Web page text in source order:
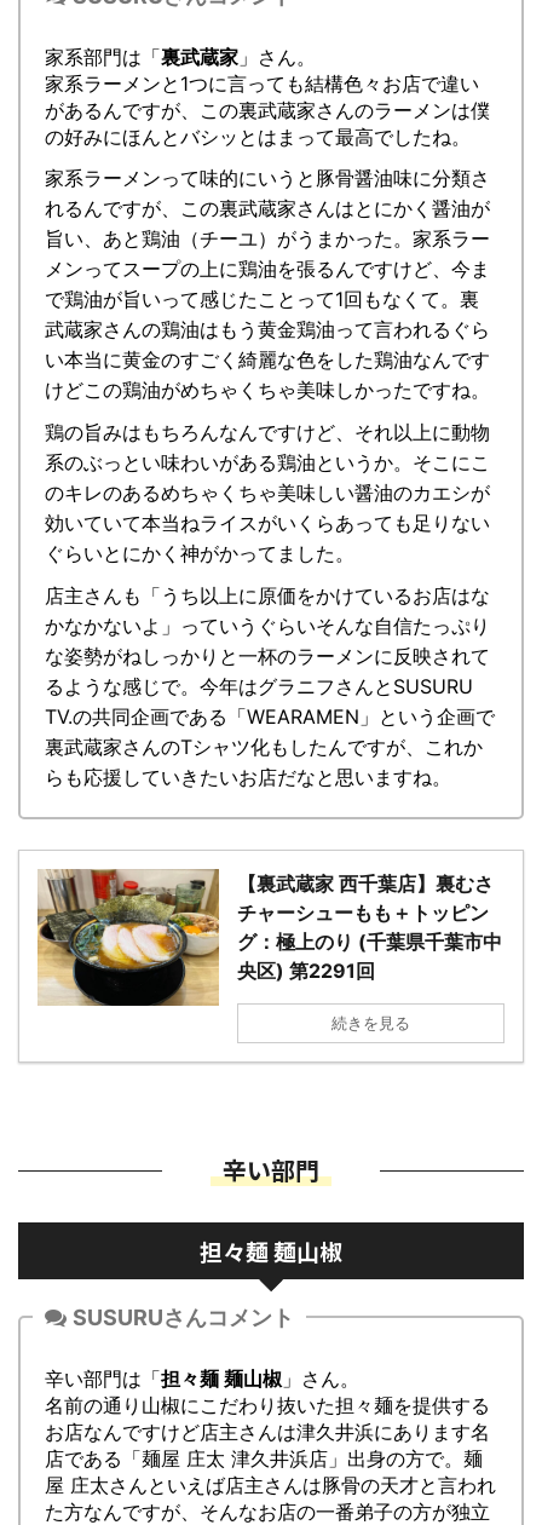
家系部門は「裏武蔵家 」さん。
家系ラーメンと1つに言っても結構色々お店で違い
があるんですが、この裏武蔵家さんのラーメンは僕
の好みにほんとバシッとはまって最高でしたね。
家系ラーメンって味的にいうと豚骨醤油味に分類さ
れるんですが、この裏武蔵家さんはとにかく醤油が
旨い、あと鶏油（チーユ）がうまかった。家系ラー
メンってスープの上に鶏油を張るんですけど、今ま
で鶏油が旨いって感じたことって1回もなくて。裏
武蔵家さんの鶏油はもう黄金鶏油って言われるぐら
い本当に黄金のすごく綺麗な色をした鶏油なんです
けどこの鶏油がめちゃくちゃ美味しかったですね。
鶏の旨みはもちろんなんですけど、それ以上に動物
系のぶっとい味わいがある鶏油というか。そこにこ
のキレのあるめちゃくちゃ美味しい醤油のカエシが
効いていて本当ねライスがいくらあっても足りない
ぐらいとにかく神がかってました。
店主さんも「うち以上に原価をかけているお店はな
かなかないよ」っていうぐらいそんな自信たっぷり
な姿勢がねしっかりと一杯のラーメンに反映されて
るような感じで。今年はグラニフさんとSUSURU
TV.の共同企画である「WEARAMEN」という企画で
裏武蔵家さんのTシャツ化もしたんですが、これか
らも応援していきたいお店だなと思いますね。
【裏武蔵家 西千葉店】裏むさ
チャーシューもも＋トッピン
グ：極上のり (千葉県千葉市中
央区) 第2291回
続きを見る
辛い部門
担々麺 麺山椒
SUSURUさんコメント
辛い部門は「担々麺 麺山椒 」さん。
名前の通り山椒にこだわり抜いた担々麺を提供する
お店なんですけど店主さんは津久井浜にあります名
店である「麺屋 庄太 津久井浜店」出身の方で。麺
屋 庄太さんといえば店主さんは豚骨の天才と言われ
た方なんですが、そんなお店の一番弟子の方が独立